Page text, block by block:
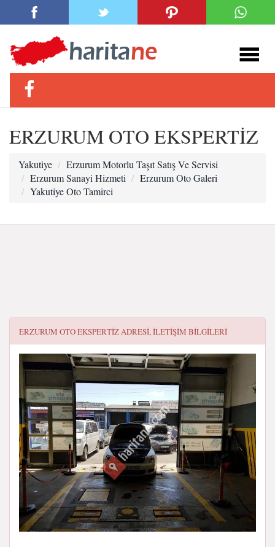
ERZURUM OTO EKSPERTİZ
Yakutiye
Erzurum Motorlu Taşıt Satış Ve Servisi
Erzurum Sanayi Hizmeti
Erzurum Oto Galeri
Yakutiye Oto Tamirci
ERZURUM OTO EKSPERTİZADRESI, ILETIŞIM BILGILERI